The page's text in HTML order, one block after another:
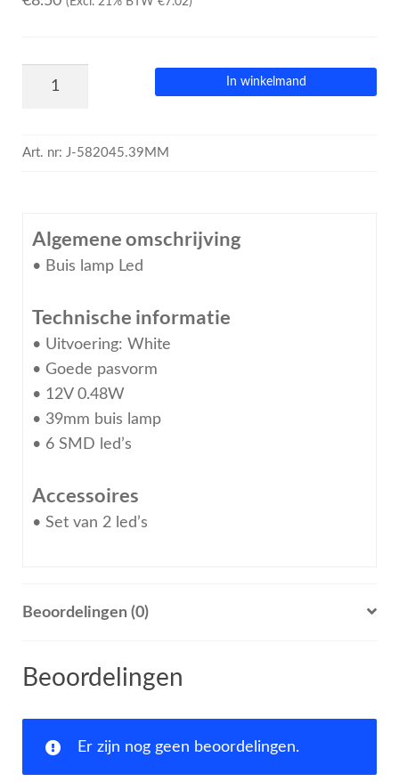
In winkelmand
Art. nr: J-582045.39MM
Algemene omschrijving
• Buis lamp Led
Technische informatie
• Uitvoering: White
• Goede pasvorm
• 12V 0.48W
• 39mm buis lamp
• 6 SMD led’s
Accessoires
• Set van 2 led’s
Beoordelingen (0)
Beoordelingen
Er zijn nog geen beoordelingen.